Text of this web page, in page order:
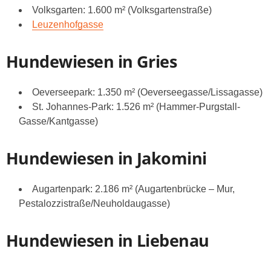
Volksgarten: 1.600 m² (Volksgartenstraße)
Leuzenhofgasse
Hundewiesen in Gries
Oeverseepark: 1.350 m² (Oeverseegasse/Lissagasse)
St. Johannes-Park: 1.526 m² (Hammer-Purgstall-
Gasse/Kantgasse)
Hundewiesen in Jakomini
Augartenpark: 2.186 m² (Augartenbrücke – Mur,
Pestalozzistraße/Neuholdaugasse)
Hundewiesen in Liebenau